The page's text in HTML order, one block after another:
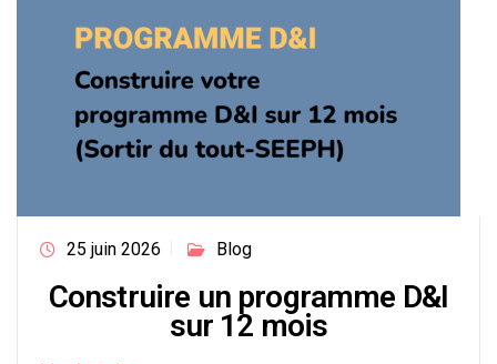
25 juin 2026 Blog
Construire un programme D&I
sur 12 mois